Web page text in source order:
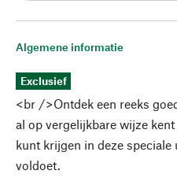
Algemene informatie
Exclusief
<br />Ontdek een reeks
al op vergelijkbare wijze
kunt krijgen in deze
voldoet.